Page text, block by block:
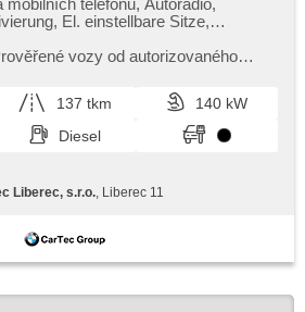
telefonů, Autoradio,
El. einstellbare Sitze,
Navigation, Parkassistent,
beheizte Lenkrad,
zadní skla, Antrieb 4x4,
bezklíčové odemykání,
head-up display, beheizte Sitze
vozy od autorizovaného
nebo ...
137 tkm
140 kW
Diesel
Liberec, s.r.o. , Liberec 11